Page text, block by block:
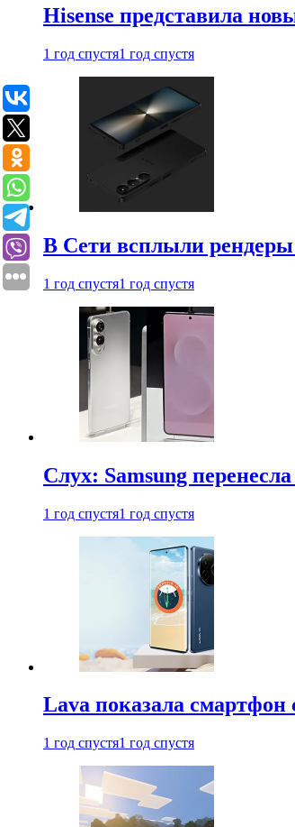
Hisense представила
1 год спустя1 год спустя
В Сети всплыли
1 год спустя1 год спустя
Слух: Samsung
1 год спустя1 год спустя
Lava показала смартфон
1 год спустя1 год спустя